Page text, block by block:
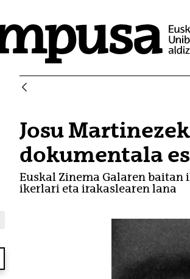
Josu
dokumentala
Euskal Zinema Galaren
ikerlari eta irakaslearen lana